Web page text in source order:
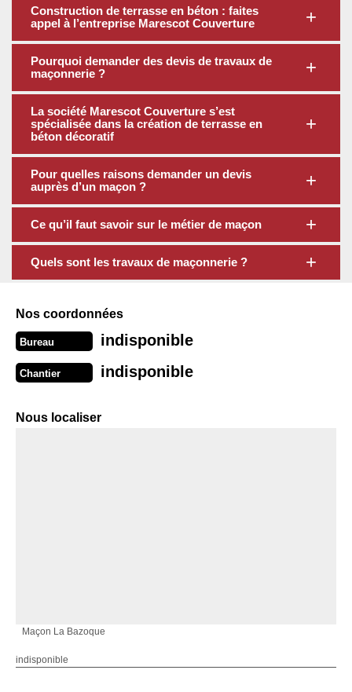
Construction de terrasse en béton : faites
appel à l’entreprise Marescot Couverture
Pourquoi demander des devis de travaux de
maçonnerie ?
La société Marescot Couverture s’est
spécialisée dans la création de terrasse en
béton décoratif
Pour quelles raisons demander un devis
auprès d’un maçon ?
Ce qu’il faut savoir sur le métier de maçon
Quels sont les travaux de maçonnerie ?
Nos coordonnées
Bureau indisponible
Chantier indisponible
Nous localiser
Maçon La Bazoque
indisponible